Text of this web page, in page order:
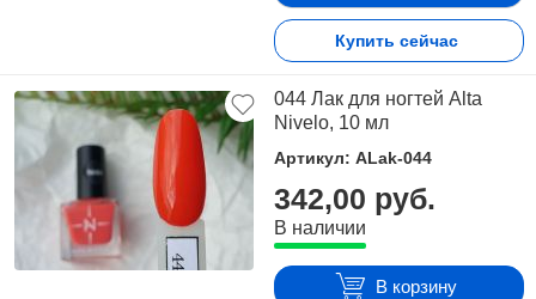
Купить сейчас
044 Лак для ногтей Alta
Nivelo, 10 мл
Артикул: ALak-044
342,00 руб.
В наличии
В корзину